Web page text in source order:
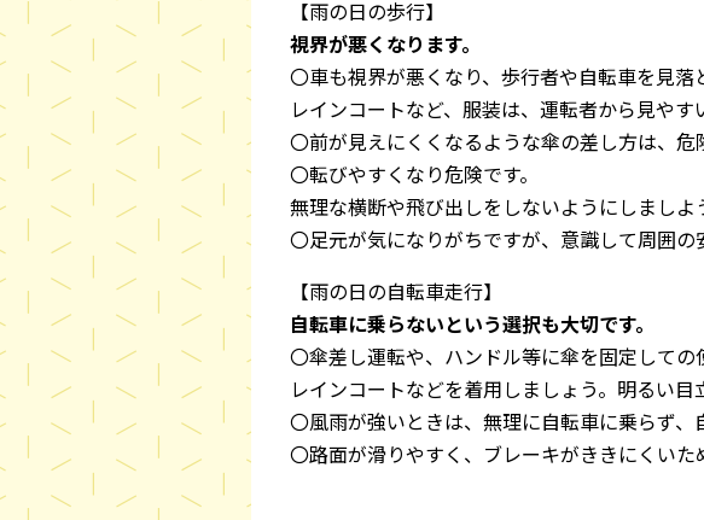
【雨の日の歩行】
視界が悪くなります。
〇車も視界が悪くなり、歩行者や自転車を見落
レインコートなど、服装は、運転者から見や
〇前が見えにくくなるような傘の差し方は、危
〇転びやすくなり危険です。
無理な横断や飛び出しをしないようにしましよ
〇足元が気になりがちですが、意識して周囲の
【雨の日の自転車走行】
自転車に乗らないという選択も大切です。
〇傘差し運転や、ハンドル等に傘を固定しての
レインコートなどを着用しましょう。明るい目
〇風雨が強いときは、無理に自転車に乗らず、
〇路面が滑りやすく、ブレーキがききにくいた